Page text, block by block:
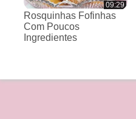
09:29
Rosquinhas Fofinhas
Com Poucos
Ingredientes